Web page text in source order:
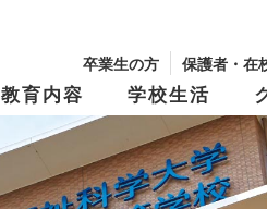
卒業生の方 保護者・在
学園の沿革
教育内容
学びの『仕掛け』
学校生活
文化祭
学費・奨学金